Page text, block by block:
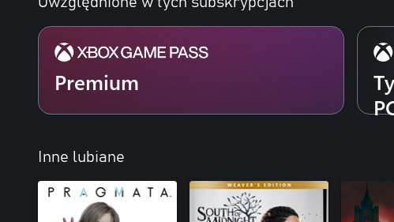
Premium
Inne lubiane